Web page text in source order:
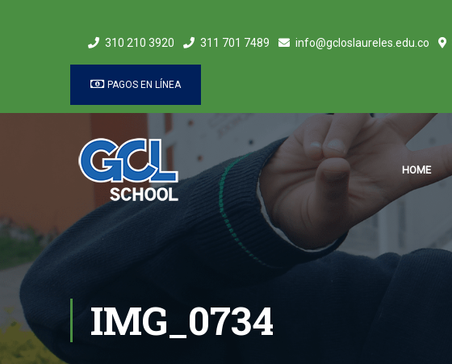
310 210 3920 311 701 7489 info@gcloslaureles.edu.co
PAGOS EN LÍNEA
HOME
IMG_0734